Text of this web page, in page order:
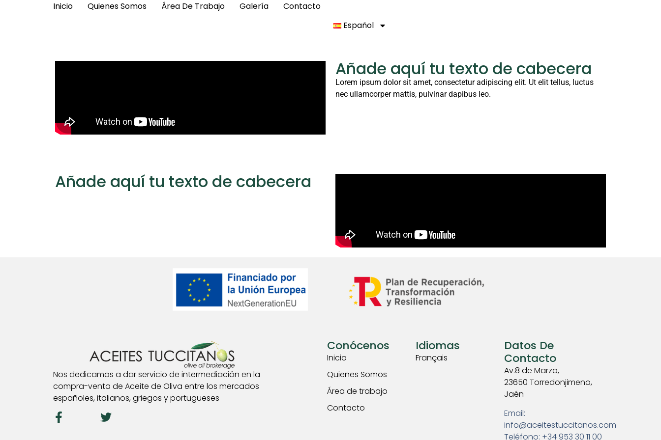
Inicio Quienes Somos Área De Trabajo Galería
Contacto
Español
Añade aquí tu texto de cabecera
Lorem ipsum dolor sit amet, consectetur adipiscing elit. Ut elit tellus, luctus
nec ullamcorper mattis, pulvinar dapibus leo.
Añade aquí tu texto de cabecera
Nos dedicamos a dar servicio de intermediación en la
compra-venta de Aceite de Oliva entre los mercados
españoles, italianos, griegos y portugueses
Conócenos
Inicio
Quienes Somos
Área de trabajo
Contacto
Idiomas
Français
Datos De
Contacto
Av.8 de Marzo,
23650 Torredonjimeno,
Jaén
Email:
info@aceitestuccitanos.com
Teléfono: +34 953 30 11 00